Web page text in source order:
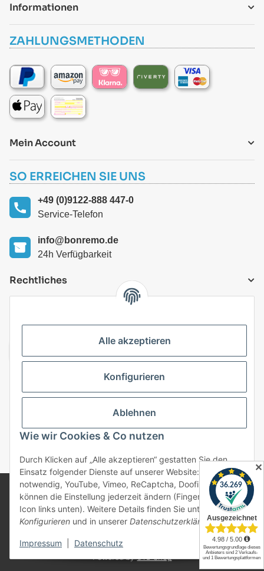
Informationen
ZAHLUNGSMETHODEN
Mein Account
SO ERREICHEN SIE UNS
+49 (0)9122-888 447-0
Service-Telefon
info@bonremo.de
24h Verfügbarkeit
Rechtliches
Vertrag widerrufen
* Alle Preise inkl. gesetzlicher USt., zzgl.Versand
© 2025 bonremo.de. Alle Rechte vorbehalten.
Alle verwendeten Markennamen u. Bezeichnungen sind
eingetragene Warenzeichen u. Marken der jeweiligen
Eigentümer. Sie dienen nur zur Verdeutlichung der
Kompatibilität unserer Produkte mit den Produkten
verschiedener Hersteller.
Powered by JTL-Shop
Alle akzeptieren
Konfigurieren
Ablehnen
Wie wir Cookies & Co nutzen
Durch Klicken auf „Alle akzeptieren“ gestatten Sie den
Einsatz folgender Dienste auf unserer Website: Technisch
notwendig, YouTube, Vimeo, ReCaptcha, Doofinder. Sie
können die Einstellung jederzeit ändern (Fingerabdruck-
Icon links unten). Weitere Details finden Sie unter
Konfigurieren und in unserer Datenschutzerklärung.
Impressum Datenschutz
✕